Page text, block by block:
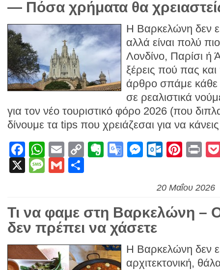
— Πόσα χρήματα θα
Η Βαρκελώνη δεν
αλλά είναι πολύ
Λονδίνο, Παρίσι ή
ξέρεις πού πας
άρθρο σπάμε κάθε
σε ρεαλιστικά
για τον νέο τουριστικό φόρο 2026 (που
δίνουμε τα tips που χρειάζεσαι για να
Facebook
WhatsApp
EmailCopyEvernote
Google
X
Message
Gmail
20 Μαΐου 2026
Τι να φαμε στη Βαρκελώνη –
δεν πρέπει να χάσετε
Η Βαρκελώνη δεν
αρχιτεκτονική,